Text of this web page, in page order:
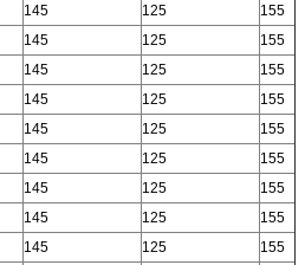
145 125
155
145 125
155
145 125
155
145 125
155
145 125
155
145 125
155
145 125
155
145 125
155
145 125 155